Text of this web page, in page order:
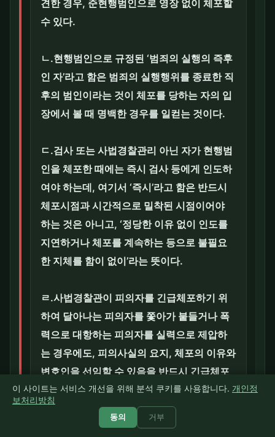
견한 경우, 준현행범인으로 영장 없이 체포할
수 있다.
ㄴ.현행범인으로 규정된 ‘범죄의 실행의 즉후
인 자’라고 함은 범죄의 실행행위를 종료한 직
후의 범인이라는 것이 체포를 당하는 자의 입
장에서 볼 때 명백한 경우를 일컫는 것이다.
ㄷ.검사 또는 사법경찰관리 아닌 자가 현행범
인을 체포한 때에는 즉시 검사 등에게 인도하
여야 하는데, 여기서 ‘즉시’라고 함은 반드시
체포시점과 시간적으로 밀착된 시점이어야
하는 것은 아니고, ‘정당한 이유 없이 인도를
지연하거나 체포를 계속하는 등으로 불필요
한 지체를 함이 없이’라는 뜻이다.
ㄹ.사법경찰관이 피의자를 긴급체포하기 위
하여 달아나는 피의자를 쫓아가 붙들거나 폭
력으로 대항하는 피의자를 실력으로 제압하
는 경우에도, 피의사실의 요지, 체포의 이유와
변호인을 선임할 수 있음을 반드시 긴급체포
를 위한 실력행사에 들어가기 이전에 미리 고
지하여야 한다.
이 사이트는 서비스 개선을 위해 분석 쿠키를 사용합니다. 개인정
보처리방침
동의 거부